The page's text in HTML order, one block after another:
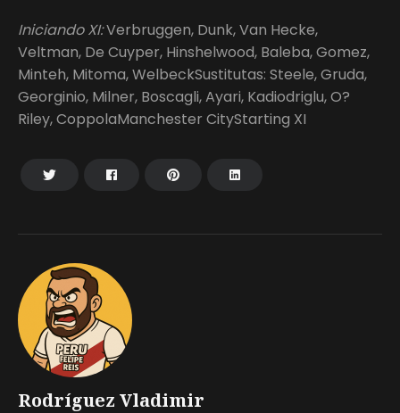
Rodríguez Vladimir
Iniciando XI:Verbruggen, Dunk, Van Hecke,
Veltman, De Cuyper, Hinshelwood, Baleba, Gomez,
Minteh, Mitoma, WelbeckSustitutas: Steele, Gruda,
Georginio, Milner, Boscagli, Ayari, Kadiodriglu, O?
Riley, CoppolaManchester CityStarting XI